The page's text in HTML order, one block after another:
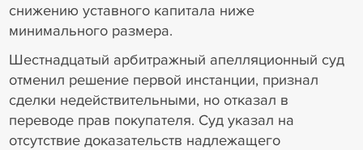
снижению уставного капитала ниже
минимального размера.
Шестнадцатый арбитражный апелляционный суд
отменил решение первой инстанции, признал
сделки недействительными, но отказал в
переводе прав покупателя. Суд указал на
отсутствие доказательств надлежащего